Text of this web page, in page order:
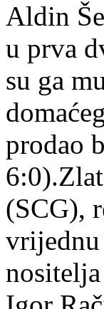
Aldin
u prva
su ga
prodao
(SCG),